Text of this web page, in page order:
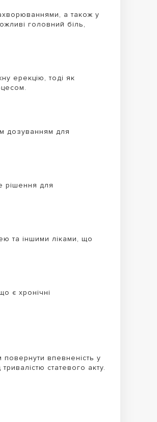
а також у
головний біль,
ерекцію, тоді як
дозуванням для
рішення для
та іншими ліками, що
є хронічні
впевненість у
статевого акту.